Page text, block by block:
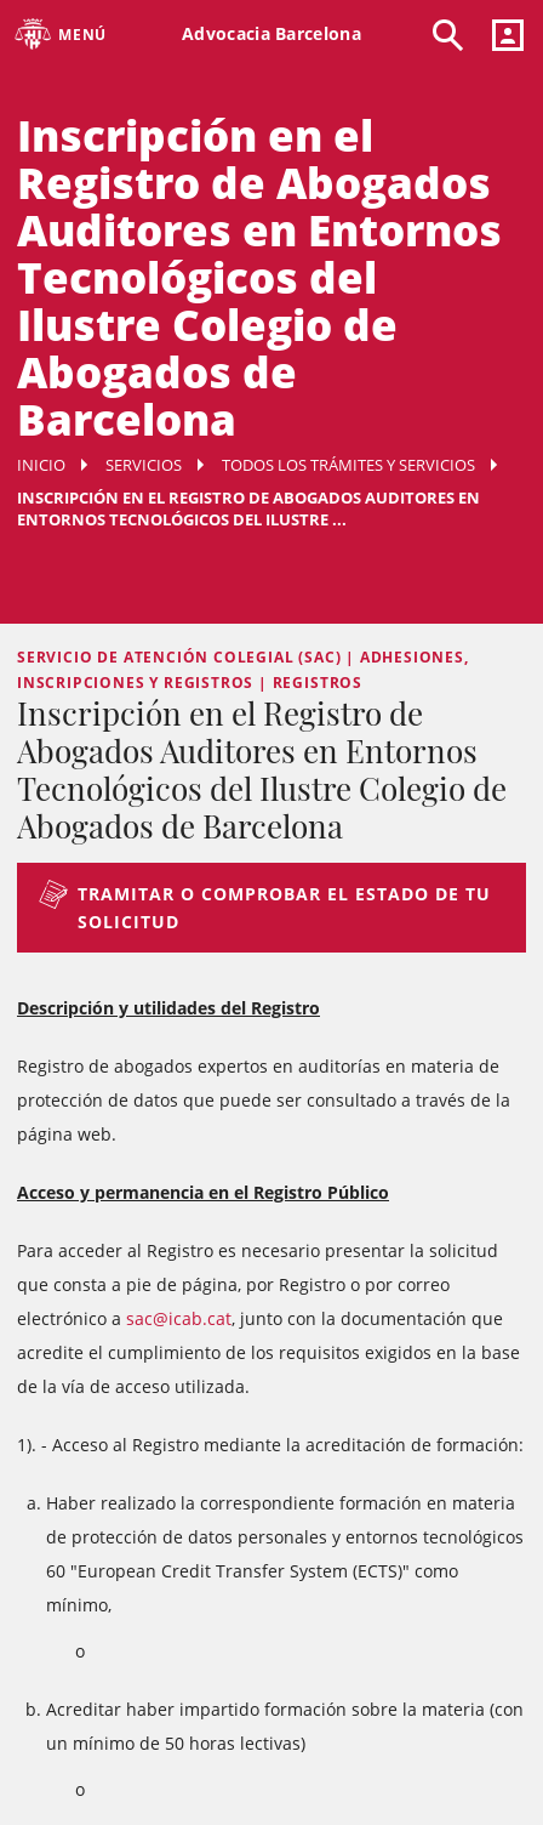
MENÚ Advocacia Barcelona
Inscripción en el
Registro de Abogados
Auditores en Entornos
Tecnológicos del
Ilustre Colegio de
Abogados de
Barcelona
INICIO SERVICIOS
TODOS LOS TRÁMITES Y SERVICIOS
INSCRIPCIÓN EN EL REGISTRO DE ABOGADOS AUDITORES EN
ENTORNOS TECNOLÓGICOS DEL ILUSTRE ...
SERVICIO DE ATENCIÓN COLEGIAL (SAC) | ADHESIONES,
INSCRIPCIONES Y REGISTROS | REGISTROS
Inscripción en el Registro de
Abogados Auditores en Entornos
Tecnológicos del Ilustre Colegio de
Abogados de Barcelona
TRAMITAR O COMPROBAR EL ESTADO DE TU
SOLICITUD
Descripción y utilidades del Registro
Registro de abogados expertos en auditorías en materia de
protección de datos que puede ser consultado a través de la
página web.
Acceso y permanencia en el Registro Público
Para acceder al Registro es necesario presentar la solicitud
que consta a pie de página, por Registro o por correo
electrónico a sac@icab.cat, junto con la documentación que
acredite el cumplimiento de los requisitos exigidos en la base
de la vía de acceso utilizada.
1). - Acceso al Registro mediante la acreditación de formación:
Haber realizado la correspondiente formación en materia
de protección de datos personales y entornos tecnológicos
60 "European Credit Transfer System (ECTS)" como
mínimo,
o
Acreditar haber impartido formación sobre la materia (con
un mínimo de 50 horas lectivas)
o